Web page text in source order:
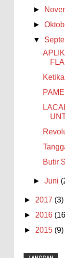
►
►
▼
Butir
►Juni
► 2017 (3)
► 2016
► 2015 (9)